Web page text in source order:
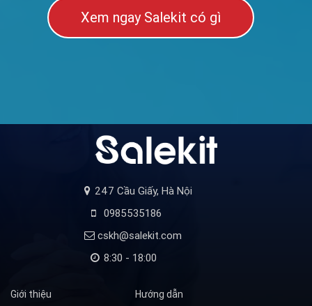
Xem ngay Salekit có gì
247 Cầu Giấy, Hà Nội
0985535186
cskh@salekit.com
8:30 - 18:00
Giới thiệu Hướng dẫn